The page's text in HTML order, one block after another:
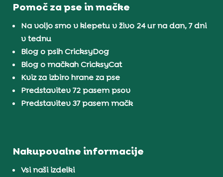
Pomoč za pse in mačke
Na voljo smo v klepetu v živo 24 ur na dan, 7 dni
v tednu
Blog o psih CricksyDog
Blog o mačkah CricksyCat
Kviz za izbiro hrane za pse
Predstavitev 72 pasem psov
Predstavitev 37 pasem mačk
Nakupovalne informacije
Vsi naši izdelki